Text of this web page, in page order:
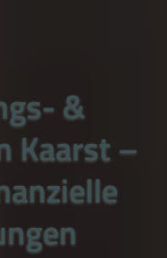
&
Kaarst –